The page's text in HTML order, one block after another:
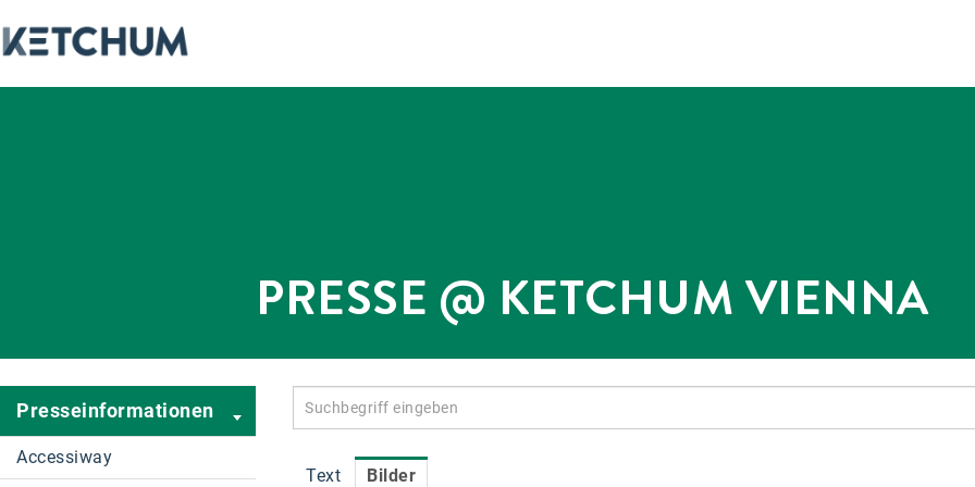
PRESSE @ KETCHUM VIENNA
Presseinformationen
Accessiway
Text
Bilder